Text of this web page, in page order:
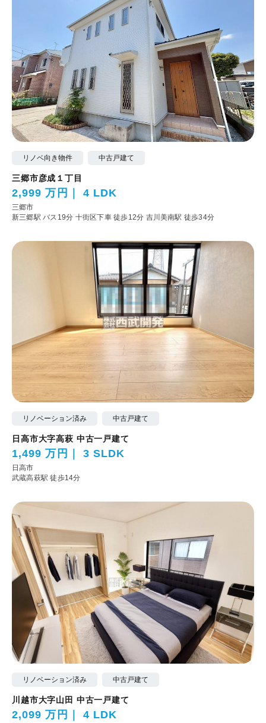
リノベ向き物件 中古戸建て
三郷市彦成１丁目
2,999 万円 4 LDK
三郷市
新三郷駅 バス19分 十街区下車 徒歩12分 吉川美南駅 徒歩34分
リノベーション済み 中古戸建て
日高市大字高萩 中古一戸建て
1,499 万円 3 SLDK
日高市
武蔵高萩駅 徒歩14分
リノベーション済み 中古戸建て
川越市大字山田 中古一戸建て
2,099 万円 4 LDK